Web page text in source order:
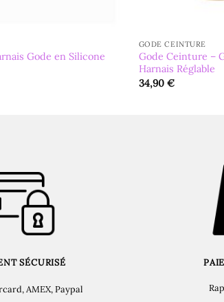
Gode en Silicone
GODE CEINTURE
Gode Ceinture –
Harnais Réglable
34,90 €
SÉCURISÉ
AMEX, Paypal